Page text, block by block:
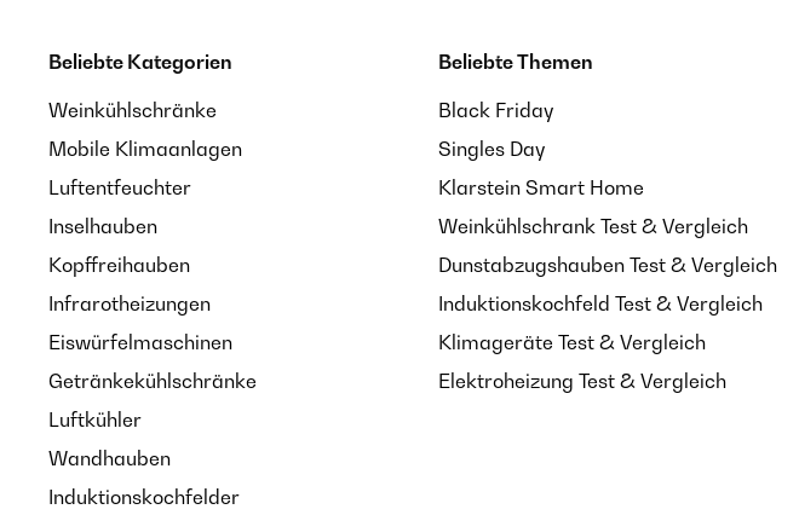
Beliebte Kategorien
Weinkühlschränke
Mobile Klimaanlagen
Luftentfeuchter
Inselhauben
Kopffreihauben
Infrarotheizungen
Eiswürfelmaschinen
Getränkekühlschränke
Luftkühler
Wandhauben
Induktionskochfelder
Beliebte Themen
Black Friday
Singles Day
Klarstein Smart Home
Weinkühlschrank Test & Vergleich
Dunstabzugshauben Test & Vergleich
Induktionskochfeld Test & Vergleich
Klimageräte Test & Vergleich
Elektroheizung Test & Vergleich